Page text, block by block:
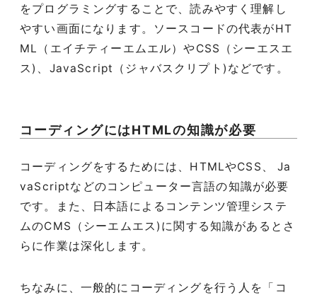
をプログラミングすることで、読みやすく理解し
やすい画面になります。ソースコードの代表がHT
ML（エイチティーエムエル）やCSS（シーエスエ
ス)、JavaScript（ジャバスクリプト)などです。
コーディングにはHTMLの知識が必要
コーディングをするためには、HTMLやCSS、 Ja
vaScriptなどのコンピューター言語の知識が必要
です。また、日本語によるコンテンツ管理システ
ムのCMS（シーエムエス)に関する知識があるとさ
らに作業は深化します。
ちなみに、一般的にコーディングを行う人を「コ